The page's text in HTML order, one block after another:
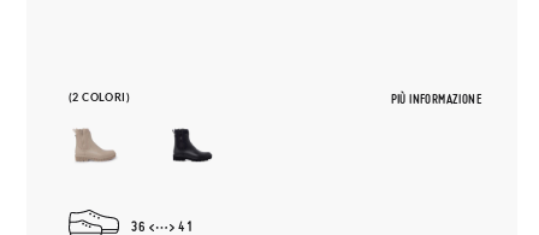
(2 COLORI) PIÙ INFORMAZIONE
36 41